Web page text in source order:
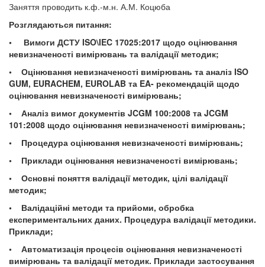
Заняття проводить к.ф.-м.н. А.М. Коцюба
Розглядаються питання:
• Вимоги ДСТУ ISO\IEC 17025:2017 щодо оцінювання
невизначеності вимірювань та валідації методик;
• Оцінювання невизначеності вимірювань та аналіз ISO
GUM, EURACHEM, EUROLAB та EA- рекомендацій щодо
оцінювання невизначеності вимірювань;
• Аналіз вимог документів JCGM 100:2008 та JCGM
101:2008 щодо оцінювання невизначеності вимірювань;
• Процедура оцінювання невизначеності вимірювань;
• Приклади оцінювання невизначеності вимірювань;
• Основні поняття валідації методик, цілі валідації
методик;
• Валідаційні методи та прийоми, обробка
експериментальних даних. Процедура валідації методики.
Приклади;
• Автоматизація процесів оцінювання невизначеності
вимірювань та валідації методик. Приклади застосування